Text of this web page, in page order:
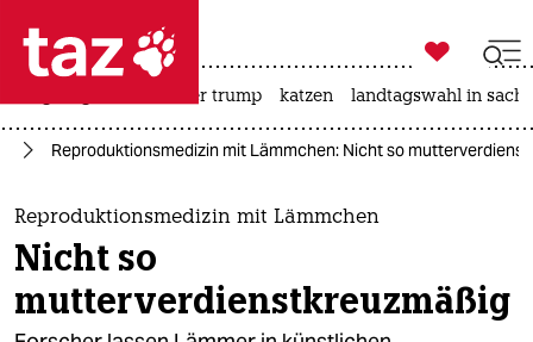
 taz zahl ich
taz zahl ich
themen
politik
öko

taz zahl ich
usa unter trump katzen landtagswahl in
Reproduktionsmedizin mit Lämmchen: Nicht so
Reproduktionsmedizin mit Lämmchen
Nicht so
mutterverdienstkreuzmäßig